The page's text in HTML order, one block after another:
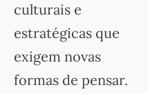
culturais e
estratégicas que
exigem novas
formas de pensar.